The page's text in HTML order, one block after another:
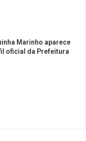
Marinho aparece
oficial da Prefeitura